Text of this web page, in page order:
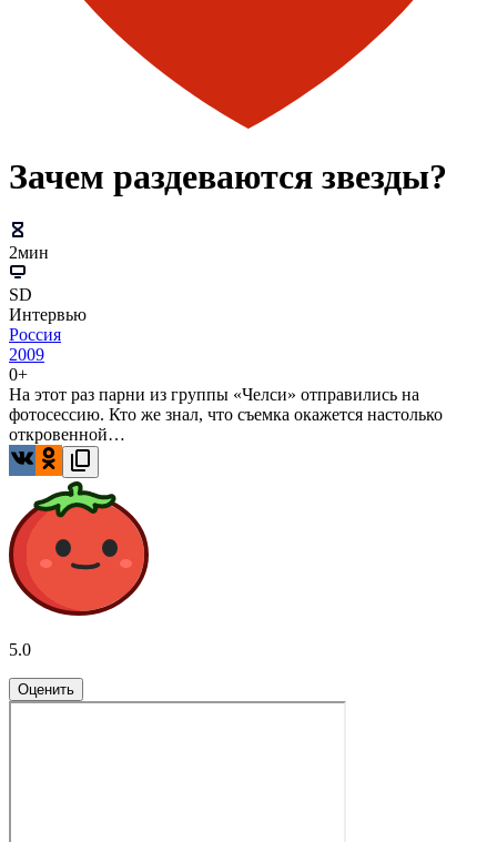
Зачем раздеваются звезды?
2мин
SD
Интервью
Россия
2009
0+
На этот раз парни из группы «Челси» отправились на
фотосессию. Кто же знал, что съемка окажется настолько
откровенной…
5.0
Оценить